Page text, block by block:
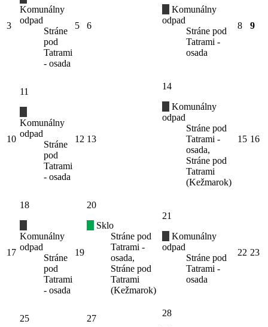
3
Komunálny
odpad
Stráne
pod
Tatrami
- osada
5 6
Komunálny
odpad
Stráne pod
Tatrami -
osada
8 9
10
11
Komunálny
odpad
Stráne
pod
Tatrami
- osada
12 13
14
Komunálny
odpad
Stráne pod
Tatrami -
osada,
Stráne pod
Tatrami
(Kežmarok)
15 16
17
18
Komunálny
odpad
Stráne
pod
Tatrami
- osada
19
20
Sklo
Stráne pod
Tatrami -
osada,
Stráne pod
Tatrami
(Kežmarok)
21
Komunálny
odpad
Stráne pod
Tatrami -
osada
22 23
25
27
28